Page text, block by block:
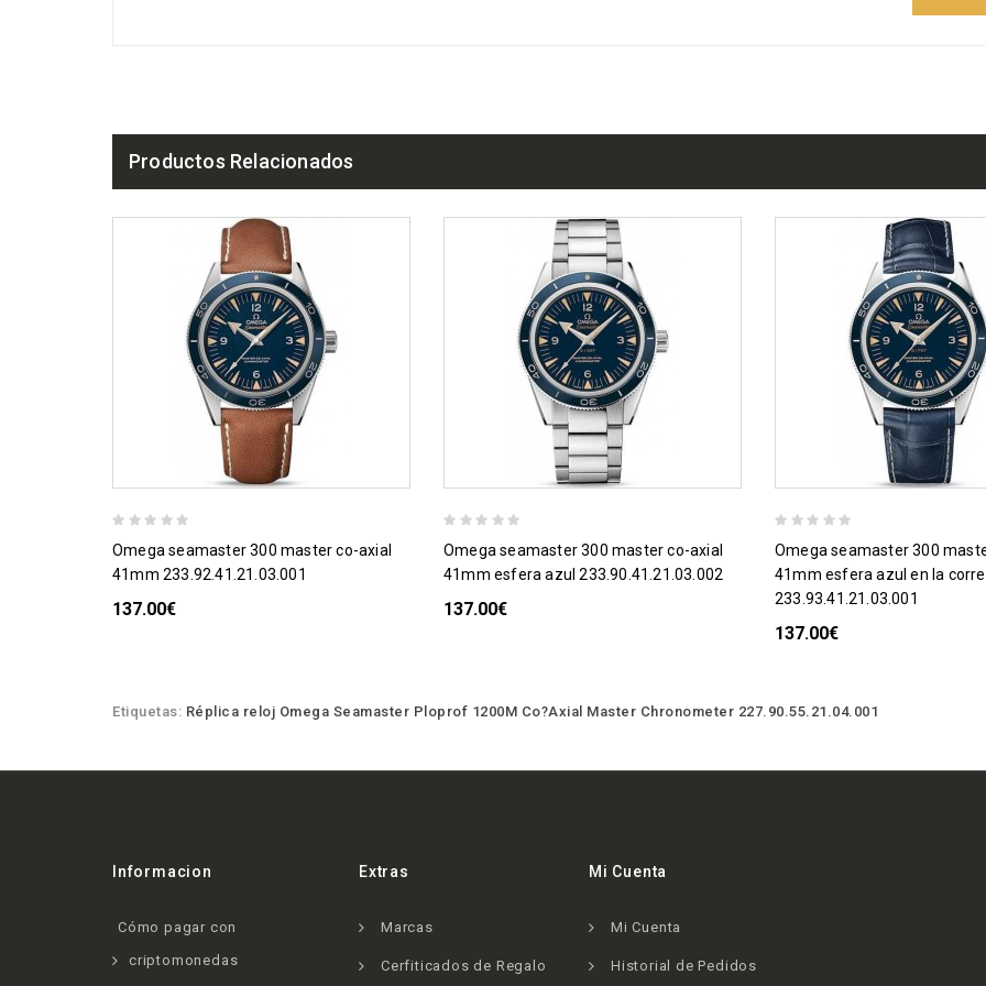
Productos Relacionados
omega seamaster 300 master co-axial
41mm 233.92.41.21.03.001
137.00€
omega seamaster 300 master co-axial
41mm esfera azul 233.90.41.21.03.002
137.00€
omega seamaster 300 master co-axial
41mm esfera azul en la
233.93.41.21.03.001
137.00€
Etiquetas: Réplica reloj Omega Seamaster Ploprof 1200M Co?Axial Master Chronometer 227.90.55.21.04.001
Informacion
Cómo pagar con
criptomonedas
Extras
Marcas
Cerfiticados de Regalo
Mi Cuenta
Mi Cuenta
Historial de Pedidos